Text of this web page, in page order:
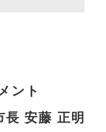
ント
⻑ 安藤 正明